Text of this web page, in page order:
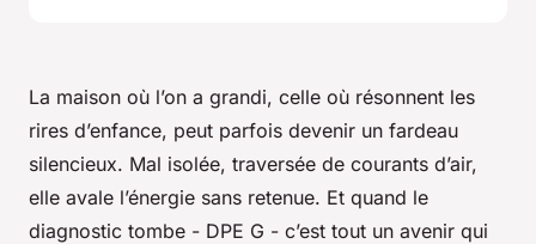
La maison où l’on a grandi, celle où résonnent les
rires d’enfance, peut parfois devenir un fardeau
silencieux. Mal isolée, traversée de courants d’air,
elle avale l’énergie sans retenue. Et quand le
diagnostic tombe - DPE G - c’est tout un avenir qui